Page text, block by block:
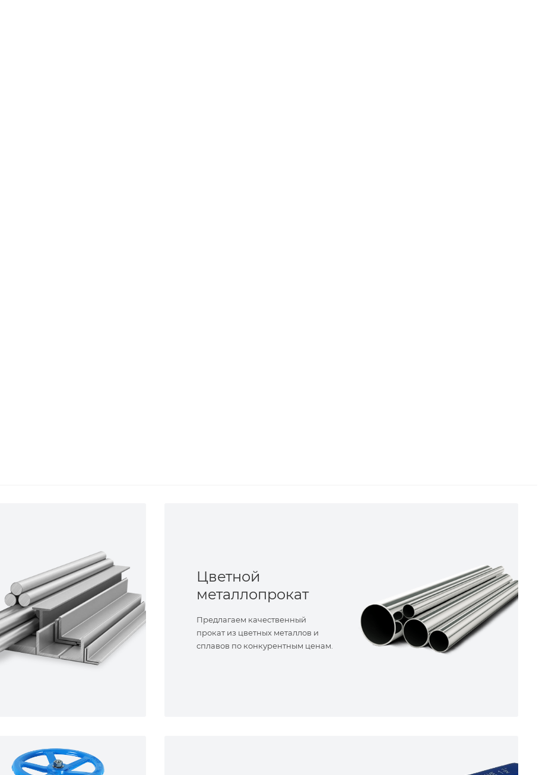
Цветной
металлопрокат
Предлагаем качественный
прокат из цветных металлов и
сплавов по конкурентным ценам.